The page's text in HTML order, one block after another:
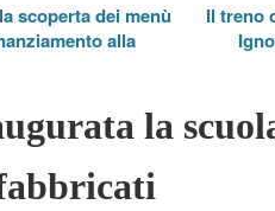
scoperta dei menù
alla
Il treno
la